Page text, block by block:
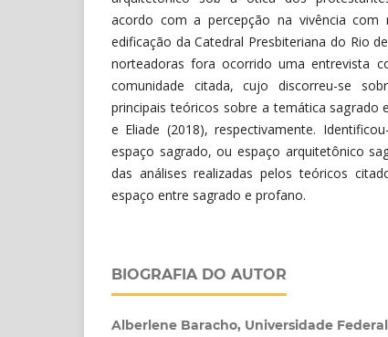
acordo com a percepção na vivência
edificação da Catedral Presbiteriana do Rio
norteadoras fora ocorrido uma entrevista
comunidade citada, cujo discorreu-se
principais teóricos sobre a temática sagrado
e Eliade (2018), respectivamente.
espaço sagrado, ou espaço arquitetônico
das análises realizadas pelos teóricos
espaço entre sagrado e profano.
BIOGRAFIA DO AUTOR
Alberlene Baracho, Universidade